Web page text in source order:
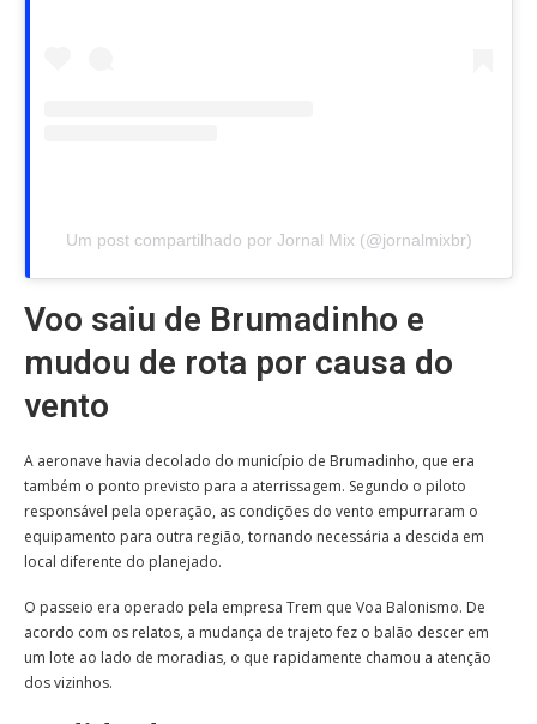
Um post compartilhado por Jornal Mix (@jornalmixbr)
Voo saiu de Brumadinho e
mudou de rota por causa do
vento
A aeronave havia decolado do município de Brumadinho, que era
também o ponto previsto para a aterrissagem. Segundo o piloto
responsável pela operação, as condições do vento empurraram o
equipamento para outra região, tornando necessária a descida em
local diferente do planejado.
O passeio era operado pela empresa Trem que Voa Balonismo. De
acordo com os relatos, a mudança de trajeto fez o balão descer em
um lote ao lado de moradias, o que rapidamente chamou a atenção
dos vizinhos.